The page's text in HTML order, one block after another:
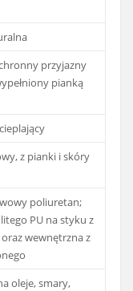
przyjazny
pianką
z pianki i skóry
poliuretan;
PU na styku z
oraz wewnętrzna z
oleje, smary,